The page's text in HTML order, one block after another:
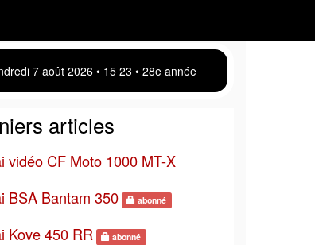
7 août 2026 • 15:23 • 28e année
articles
vidéo CF Moto 1000 MT-X
BSA Bantam 350
abonné
Kove 450 RR abonné